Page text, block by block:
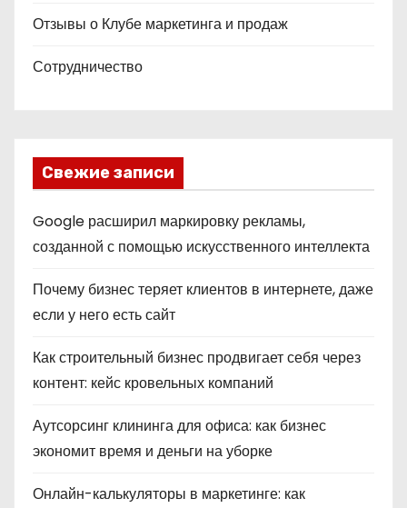
Отзывы о Клубе маркетинга и продаж
Сотрудничество
Свежие записи
Google расширил маркировку рекламы,
созданной с помощью искусственного интеллекта
Почему бизнес теряет клиентов в интернете, даже
если у него есть сайт
Как строительный бизнес продвигает себя через
контент: кейс кровельных компаний
Аутсорсинг клининга для офиса: как бизнес
экономит время и деньги на уборке
Онлайн-калькуляторы в маркетинге: как